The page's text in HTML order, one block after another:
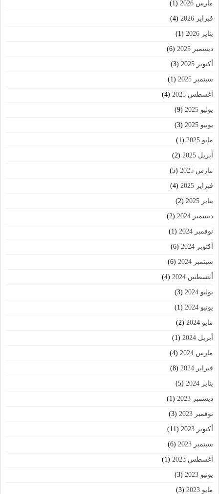
مارس 2026 (1)
فبراير 2026 (4)
يناير 2026 (1)
ديسمبر 2025 (6)
أكتوبر 2025 (3)
سبتمبر 2025 (1)
أغسطس 2025 (4)
يوليو 2025 (9)
يونيو 2025 (3)
مايو 2025 (1)
أبريل 2025 (2)
مارس 2025 (5)
فبراير 2025 (4)
يناير 2025 (2)
ديسمبر 2024 (2)
نوفمبر 2024 (1)
أكتوبر 2024 (6)
سبتمبر 2024 (6)
أغسطس 2024 (4)
يوليو 2024 (3)
يونيو 2024 (1)
مايو 2024 (2)
أبريل 2024 (1)
مارس 2024 (4)
فبراير 2024 (8)
يناير 2024 (5)
ديسمبر 2023 (1)
نوفمبر 2023 (3)
أكتوبر 2023 (11)
سبتمبر 2023 (6)
أغسطس 2023 (1)
يونيو 2023 (3)
مايو 2023 (3)